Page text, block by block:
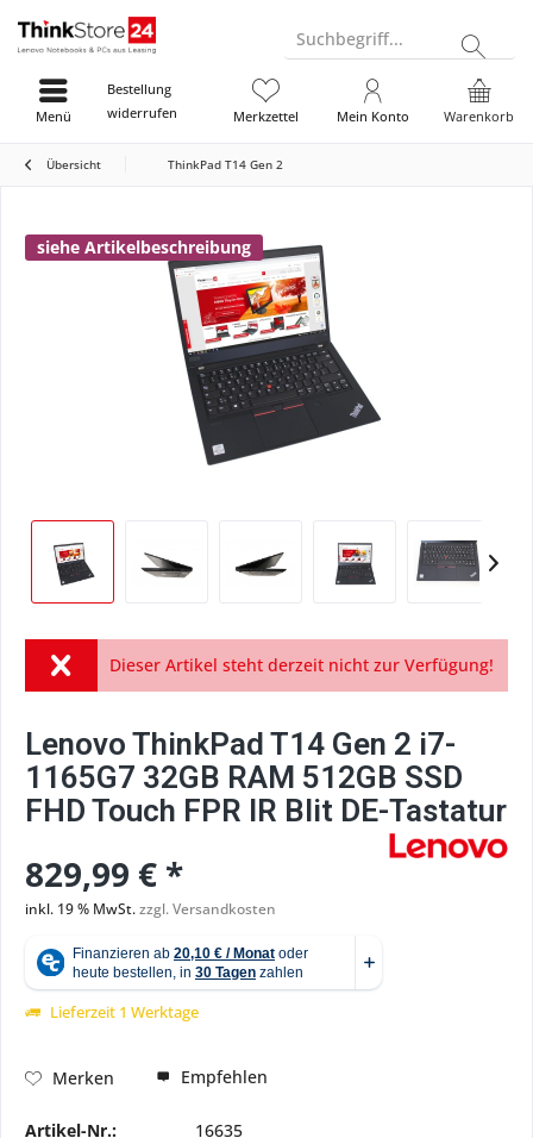
Suchbegriff...
Bestellung
widerrufen
Warenkorb
Merkzettel Mein Konto
Menü
Übersicht ThinkPad T14 Gen 2
siehe Artikelbeschreibung
Dieser Artikel steht derzeit nicht zur Verfügung!
Lenovo ThinkPad T14 Gen 2 i7-
1165G7 32GB RAM 512GB SSD
FHD Touch FPR IR Blit DE-Tastatur
829,99 € *
inkl. 19 % MwSt.zzgl. Versandkosten
Lieferzeit 1 Werktage
Merken Empfehlen
Artikel-Nr.:
16635